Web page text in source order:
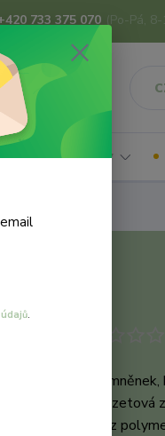
733 375 070 (Po-Pá,
Náhrdelníky
modré kvítky
Náušnice je
je vyrobená z
.